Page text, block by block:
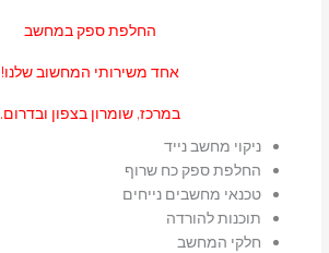
החלפת ספק במחשב
אחד משירותי המחשוב שלנו!
במרכז, שומרון בצפון ובדרום.
ניקוי מחשב נייד
החלפת ספק כח שרוף
טכנאי מחשבים נייחים
תוכנות להורדה
חלקי המחשב